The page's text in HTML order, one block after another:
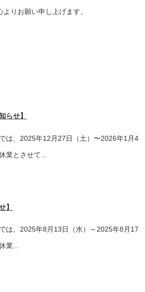
りお願い申し上げます。
らせ】
は、2025年12月27日（土）〜2026年1月4
業とさせて...
】
は、2025年8月13日（水）～2025年8月17
業...